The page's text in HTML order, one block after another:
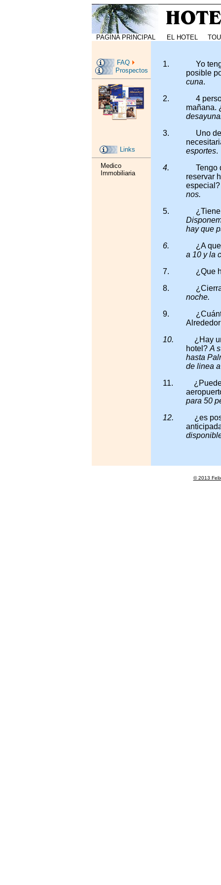
PAGINA PRINCIPAL EL HOTEL
FAQ
Prospectos
Links
Medico
Immobiliaria
1.
Yo
posible
cuna.
2.
4
mañana.
3.
Uno
esportes.
4.
Tengo
reservar
nos.
5.
hay que
6.
¿A
a 10 y la
7.
¿Que
8.
noche.
9.
10.
¿Hay
hotel? A
hasta
de linea
11.
para 50
12.
¿es
© 2013